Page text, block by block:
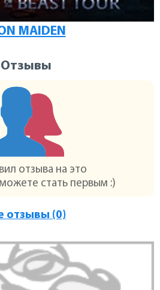
MAIDEN
Отзывы
отзыва на это
стать первым :)
отзывы (0)